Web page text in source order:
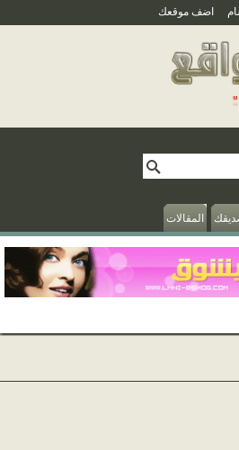
اضف موقعك
المقالات